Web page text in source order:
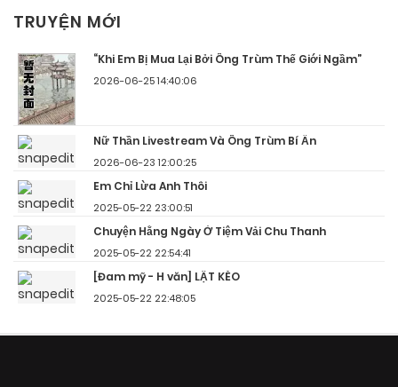
TRUYỆN MỚI
“Khi Em Bị Mua Lại Bởi Ông Trùm Thế Giới Ngầm”
2026-06-25 14:40:06
Nữ Thần Livestream Và Ông Trùm Bí Ẩn
2026-06-23 12:00:25
Em Chỉ Lừa Anh Thôi
2025-05-22 23:00:51
Chuyện Hằng Ngày Ở Tiệm Vải Chu Thanh
2025-05-22 22:54:41
[Đam mỹ - H văn] LẬT KÈO
2025-05-22 22:48:05